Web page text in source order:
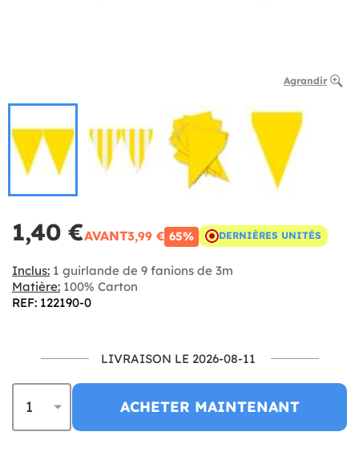
Agrandir
1,40 €AVANT3,99 € 65% DERNIÈRES UNITÉS
Inclus: 1 guirlande de 9 fanions de 3m
Matière: 100% Carton
REF: 122190-0
LIVRAISON LE 2026-08-11
ACHETER MAINTENANT